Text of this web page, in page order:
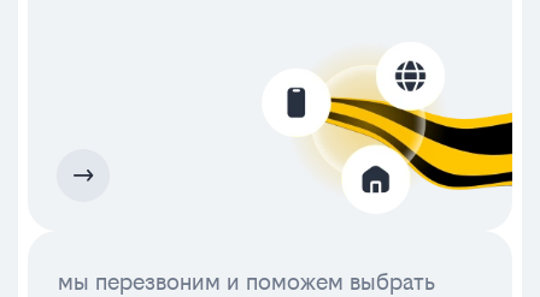
мы перезвоним и поможем выбрать